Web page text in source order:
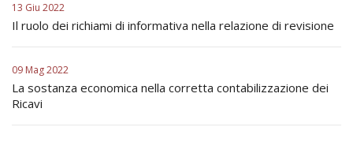
13 Giu 2022
Il ruolo dei richiami di informativa nella relazione di revisione
09 Mag 2022
La sostanza economica nella corretta contabilizzazione dei
Ricavi